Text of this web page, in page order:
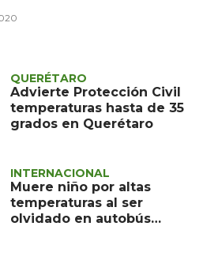
QUERÉTARO
Advierte Protección Civil
temperaturas hasta de 35
grados en Querétaro
INTERNACIONAL
Muere niño por altas
temperaturas al ser
olvidado en autobús